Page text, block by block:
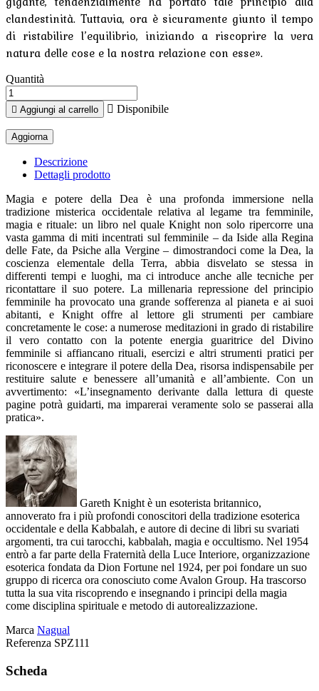
clandestinità. Tuttavia, ora è sicuramente giunto il tempo
di ristabilire l’equilibrio, iniziando a riscoprire la vera
natura delle cose e la nostra relazione con esse».
Quantità
 Aggiungi al carrello  Disponibile
Descrizione
Dettagli prodotto
Magia e potere della Dea è una profonda immersione nella
tradizione misterica occidentale relativa al legame tra femminile,
magia e rituale: un libro nel quale Knight non solo ripercorre una
vasta gamma di miti incentrati sul femminile – da Iside alla Regina
delle Fate, da Psiche alla Vergine – dimostrandoci come la Dea, la
coscienza elementale della Terra, abbia disvelato se stessa in
differenti tempi e luoghi, ma ci introduce anche alle tecniche per
ricontattare il suo potere. La millenaria repressione del principio
femminile ha provocato una grande sofferenza al pianeta e ai suoi
abitanti, e Knight offre al lettore gli strumenti per cambiare
concretamente le cose: a numerose meditazioni in grado di ristabilire
il vero contatto con la potente energia guaritrice del Divino
femminile si affiancano rituali, esercizi e altri strumenti pratici per
riconoscere e integrare il potere della Dea, risorsa indispensabile per
restituire salute e benessere all’umanità e all’ambiente. Con un
avvertimento: «L’insegnamento derivante dalla lettura di queste
pagine potrà guidarti, ma imparerai veramente solo se passerai alla
pratica».
Gareth Knight è un esoterista britannico,
annoverato fra i più profondi conoscitori della tradizione esoterica
occidentale e della Kabbalah, e autore di decine di libri su svariati
argomenti, tra cui tarocchi, kabbalah, magia e occultismo. Nel 1954
entrò a far parte della Fraternità della Luce Interiore, organizzazione
esoterica fondata da Dion Fortune nel 1924, per poi fondare un suo
gruppo di ricerca ora conosciuto come Avalon Group. Ha trascorso
tutta la sua vita riscoprendo e insegnando i principi della magia
come disciplina spirituale e metodo di autorealizzazione.
Marca Nagual
Referenza SPZ111
Scheda